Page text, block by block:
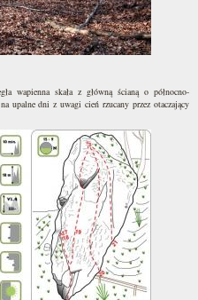
wapienna skała z główną ścianą o północno-
upalne dni z uwagi cień rzucany przez otaczający